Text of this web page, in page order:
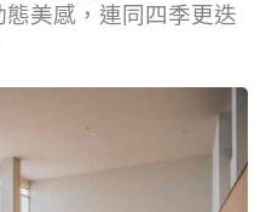
美感，連同四季更迭